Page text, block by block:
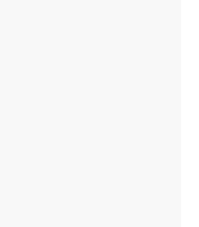
Cahier』는 그를 일